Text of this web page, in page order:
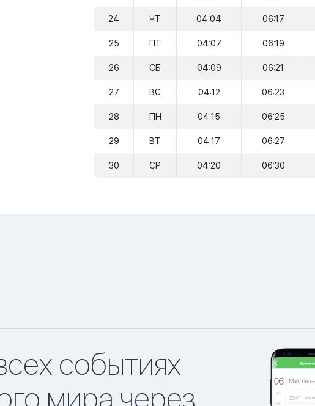
24 ЧТ 04:04 06:17
25 ПТ 04:07 06:19
26 СБ 04:09 06:21
27 ВС 04:12 06:23
28 ПН 04:15 06:25
29 ВТ 04:17 06:27
30 СР 04:20 06:30
событиях
мира через